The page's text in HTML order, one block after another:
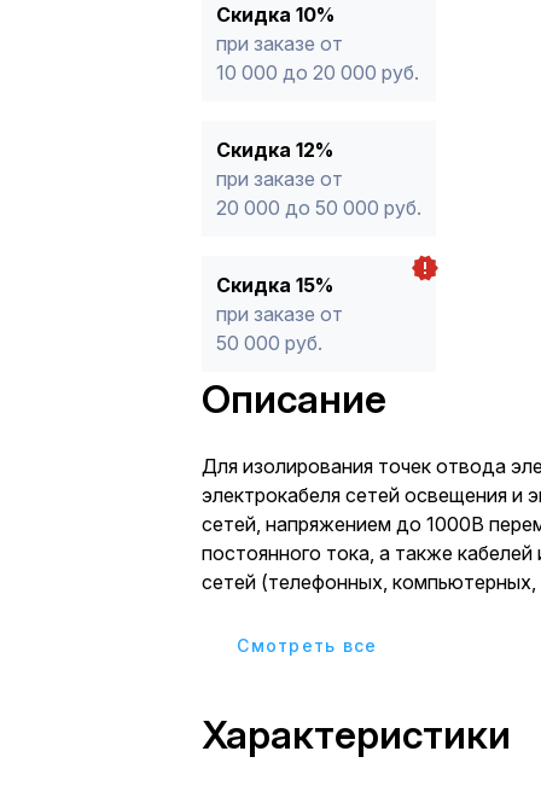
Скидка 10%
при заказе от
10 000 до 20 000 руб.
Скидка 12%
при заказе от
20 000 до 50 000 руб.
Скидка 15%
при заказе от
50 000 руб.
Описание
Для изолирования точек отвода
электрокабеля сетей освещения и
сетей, напряжением до 1000В
постоянного тока, а также
сетей (телефонных, компьютерных,
Cмотреть все
Характеристики